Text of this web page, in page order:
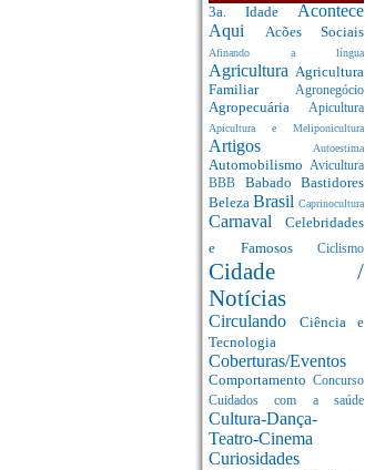
3a. Idade Acontece
Aqui Acões Sociais
Afinando a língua
Agricultura Agricultura
Familiar Agronegócio
Agropecuária Apicultura
Apicultura e Meliponicultura
Artigos Autoestima
Automobilismo Avicultura
BBB Babado Bastidores
Beleza Brasil Caprinocultura
Carnaval Celebridades
e Famosos Ciclismo
Cidade /
Notícias
Circulando Ciência e
Tecnologia
Coberturas/Eventos
Comportamento Concurso
Cuidados com a saúde
Cultura-Dança-
Teatro-Cinema
Curiosidades